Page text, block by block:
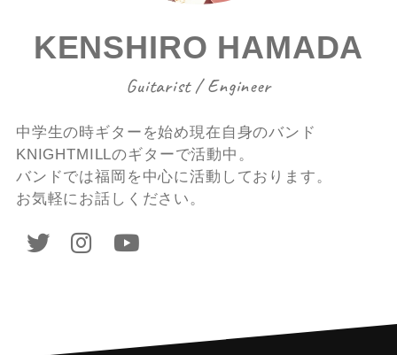
KENSHIRO HAMADA
Guitarist / Engineer
中学生の時ギターを始め現在自身のバンド
KNIGHTMILLのギターで活動中。
バンドでは福岡を中心に活動しております。
お気軽にお話しください。